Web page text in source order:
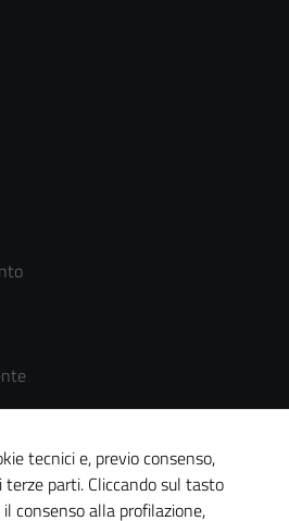
tecnici e, previo consenso,
terze parti. Cliccando sul tasto
consenso alla profilazione,
Questi cookie
sono necessari